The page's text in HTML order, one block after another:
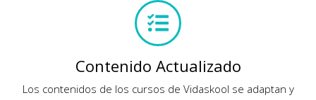
Contenido Actualizado
Los contenidos de los cursos de Vidaskool se adaptan y